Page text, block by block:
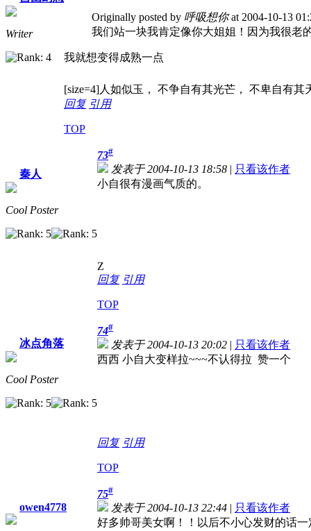
Writer
Originally posted by 呼吸想你at 2004-10-13
我们站一块我肯定像你大姐姐！因为我很老
我就想变得成熟一点
[size=4]人如似玉， 不争自有其光芒， 不卑自有其
回复 引用
TOP
秦人
Cool Poster
73#
发表于 2004-10-13 18:58 | 只看该作者
小自很有漫画气质的。
Z
回复 引用
TOP
冰点角落
Cool Poster
74#
发表于 2004-10-13 20:02 | 只看该作者
西西 小自大变样拉~~~不认得拉 赞一个
回复 引用
TOP
owen4778
75#
发表于 2004-10-13 22:44 | 只看该作者
好多帅哥美女啊！！以后不小心发财的话